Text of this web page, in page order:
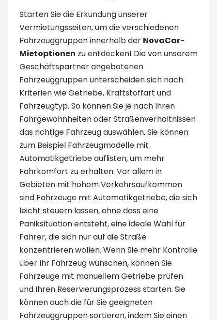
Starten Sie die Erkundung unserer
Vermietungsseiten, um die verschiedenen
Fahrzeuggruppen innerhalb der NovaCar-
Mietoptionen zu entdecken! Die von unserem
Geschäftspartner angebotenen
Fahrzeuggruppen unterscheiden sich nach
Kriterien wie Getriebe, Kraftstoffart und
Fahrzeugtyp. So können Sie je nach Ihren
Fahrgewohnheiten oder Straßenverhältnissen
das richtige Fahrzeug auswählen. Sie können
zum Beispiel Fahrzeugmodelle mit
Automatikgetriebe auflisten, um mehr
Fahrkomfort zu erhalten. Vor allem in
Gebieten mit hohem Verkehrsaufkommen
sind Fahrzeuge mit Automatikgetriebe, die sich
leicht steuern lassen, ohne dass eine
Paniksituation entsteht, eine ideale Wahl für
Fahrer, die sich nur auf die Straße
konzentrieren wollen. Wenn Sie mehr Kontrolle
über Ihr Fahrzeug wünschen, können Sie
Fahrzeuge mit manuellem Getriebe prüfen
und Ihren Reservierungsprozess starten. Sie
können auch die für Sie geeigneten
Fahrzeuggruppen sortieren, indem Sie einen